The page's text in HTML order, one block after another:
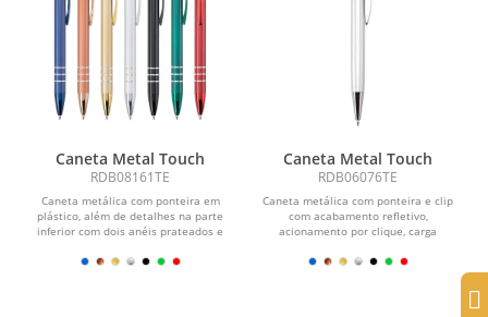
Caneta Metal Touch
RDB08161TE
Caneta metálica com ponteira em
plástico, além de detalhes na parte
inferior com dois anéis prateados e
Caneta Metal Touch
RDB06076TE
Caneta metálica com ponteira e clip
com acabamento refletivo,
acionamento por clique, carga